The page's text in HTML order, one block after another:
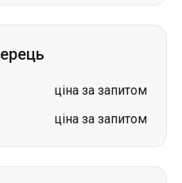
ціна за запитом
ціна за запитом